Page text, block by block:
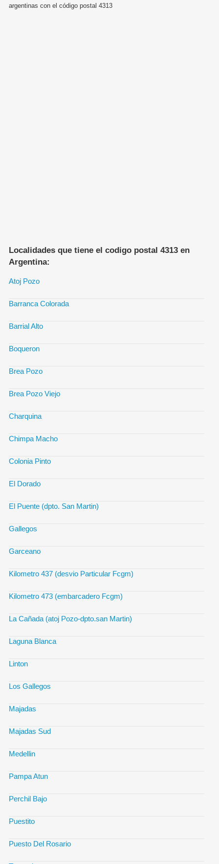
argentinas con el código postal 4313
Localidades que tiene el codigo postal 4313 en
Argentina:
Atoj Pozo
Barranca Colorada
Barrial Alto
Boqueron
Brea Pozo
Brea Pozo Viejo
Charquina
Chimpa Macho
Colonia Pinto
El Dorado
El Puente (dpto. San Martin)
Gallegos
Garceano
Kilometro 437 (desvio Particular Fcgm)
Kilometro 473 (embarcadero Fcgm)
La Cañada (atoj Pozo-dpto.san Martin)
Laguna Blanca
Linton
Los Gallegos
Majadas
Majadas Sud
Medellin
Pampa Atun
Perchil Bajo
Puestito
Puesto Del Rosario